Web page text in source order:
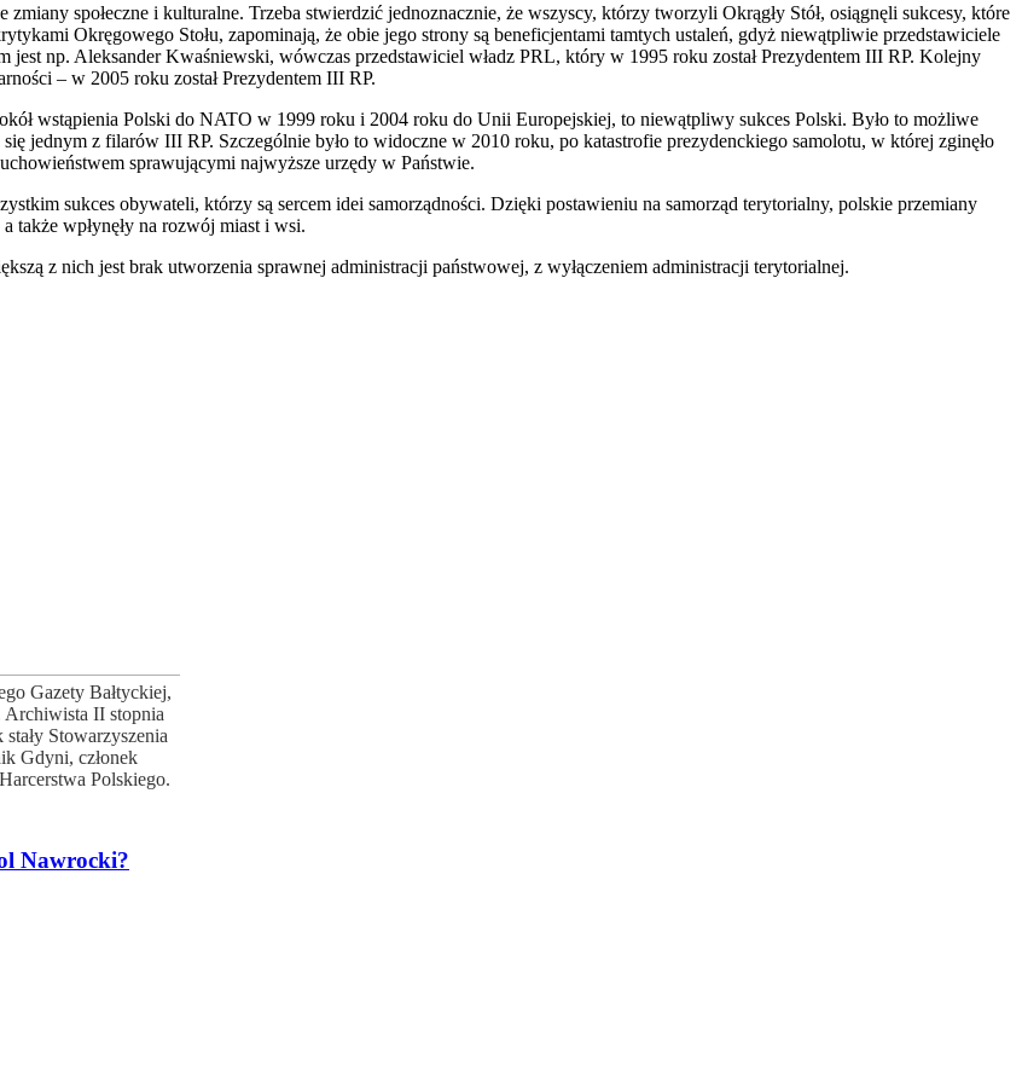
społeczne i kulturalne. Trzeba stwierdzić jednoznacznie, że wszyscy, którzy tworzyli Okrągły Stół, osiągnęli sukcesy, które
Okręgowego Stołu, zapominają, że obie jego strony są beneficjentami tamtych ustaleń, gdyż niewątpliwie przedstawiciele
jest np. Aleksander Kwaśniewski, wówczas przedstawiciel władz PRL, który w 1995 roku został Prezydentem III RP. Kolejny
– w 2005 roku został Prezydentem III RP.
wstąpienia Polski do NATO w 1999 roku i 2004 roku do Unii Europejskiej, to niewątpliwy sukces Polski. Było to możliwe
jednym z filarów III RP. Szczególnie było to widoczne w 2010 roku, po katastrofie prezydenckiego samolotu, w której zginęło
sprawującymi najwyższe urzędy w Państwie.
sukces obywateli, którzy są sercem idei samorządności. Dzięki postawieniu na samorząd terytorialny, polskie przemiany
także wpłynęły na rozwój miast i wsi.
z nich jest brak utworzenia sprawnej administracji państwowej, z wyłączeniem administracji terytorialnej.
Gazety Bałtyckiej,
Archiwista II stopnia
Stowarzyszenia
Gdyni, członek
Polskiego.
Nawrocki?